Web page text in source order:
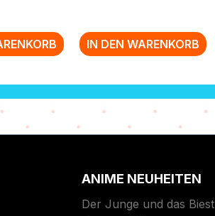
IN DEN WARENKORB
ANIME NEUHEITEN
Der Junge und das Biest